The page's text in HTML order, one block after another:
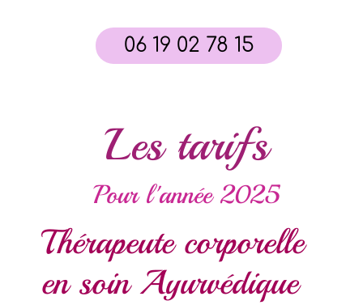
06 19 02 78 15
Thérapeute corporelle
en soin Ayurvédique
Les tarifs
Pour l'année 2025